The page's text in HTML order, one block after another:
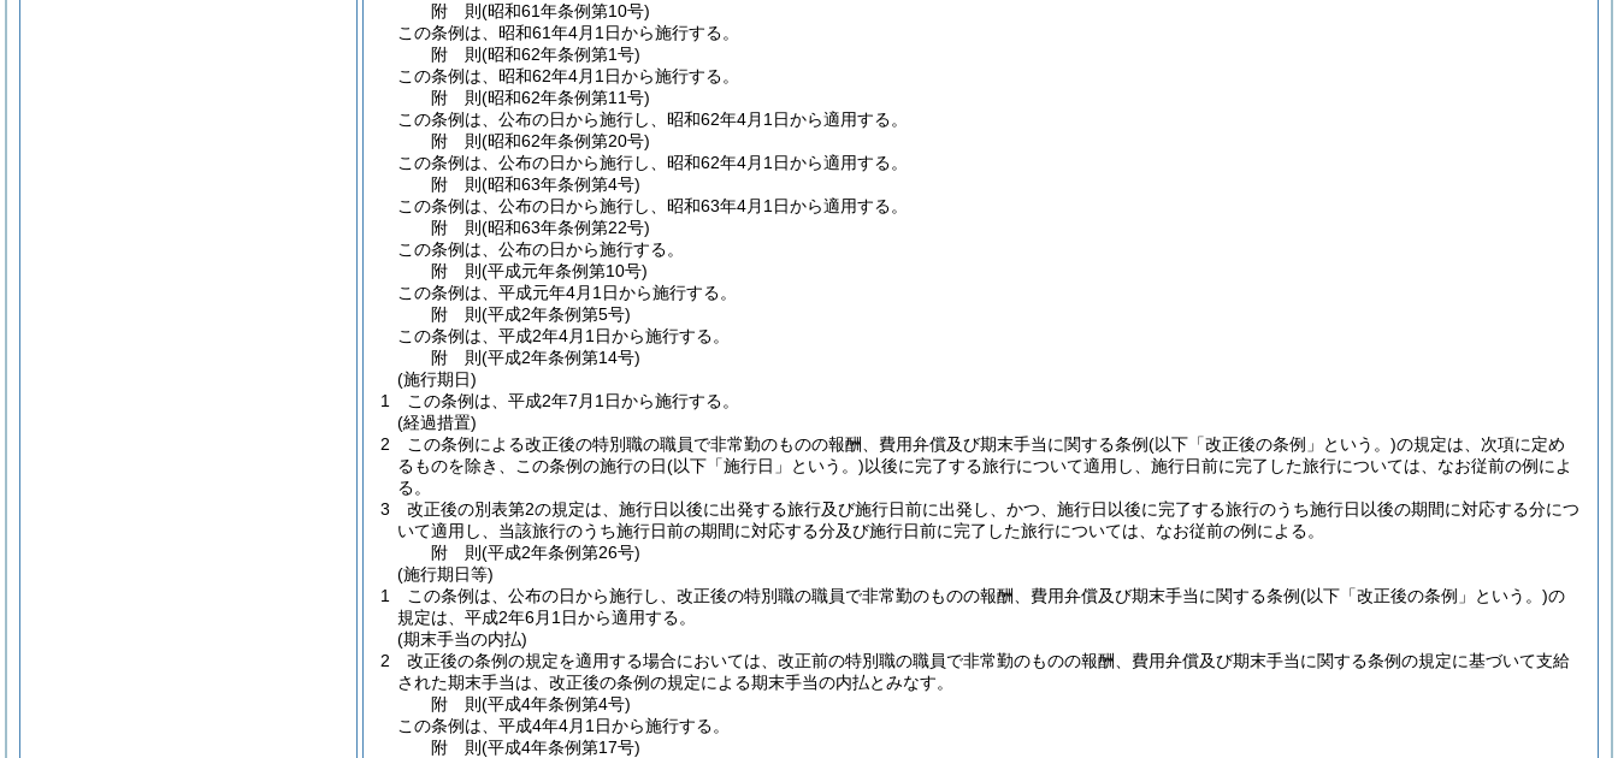
附 則(昭和61年条例第10号)
この条例は、昭和61年4月1日から施行する。
附 則(昭和62年条例第1号)
この条例は、昭和62年4月1日から施行する。
附 則(昭和62年条例第11号)
この条例は、公布の日から施行し、昭和62年4月1日から適用する。
附 則(昭和62年条例第20号)
この条例は、公布の日から施行し、昭和62年4月1日から適用する。
附 則(昭和63年条例第4号)
この条例は、公布の日から施行し、昭和63年4月1日から適用する。
附 則(昭和63年条例第22号)
この条例は、公布の日から施行する。
附 則(平成元年条例第10号)
この条例は、平成元年4月1日から施行する。
附 則(平成2年条例第5号)
この条例は、平成2年4月1日から施行する。
附 則(平成2年条例第14号)
(施行期日)
1
この条例は、平成2年7月1日から施行する。
(経過措置)
2
この条例による改正後の特別職の職員で非常勤のものの報酬、費用弁償及び期末手当に関する条例(以下「改正後の条例」という。)の規定は、次項に定め
るものを除き、この条例の施行の日(以下「施行日」という。)以後に完了する旅行について適用し、施行日前に完了した旅行については、なお従前の例によ
る。
3
改正後の別表第2の規定は、施行日以後に出発する旅行及び施行日前に出発し、かつ、施行日以後に完了する旅行のうち施行日以後の期間に対応する分につ
いて適用し、当該旅行のうち施行日前の期間に対応する分及び施行日前に完了した旅行については、なお従前の例による。
附 則(平成2年条例第26号)
(施行期日等)
1
この条例は、公布の日から施行し、改正後の特別職の職員で非常勤のものの報酬、費用弁償及び期末手当に関する条例(以下「改正後の条例」という。)の
規定は、平成2年6月1日から適用する。
(期末手当の内払)
2
改正後の条例の規定を適用する場合においては、改正前の特別職の職員で非常勤のものの報酬、費用弁償及び期末手当に関する条例の規定に基づいて支給
された期末手当は、改正後の条例の規定による期末手当の内払とみなす。
附 則(平成4年条例第4号)
この条例は、平成4年4月1日から施行する。
附 則(平成4年条例第17号)